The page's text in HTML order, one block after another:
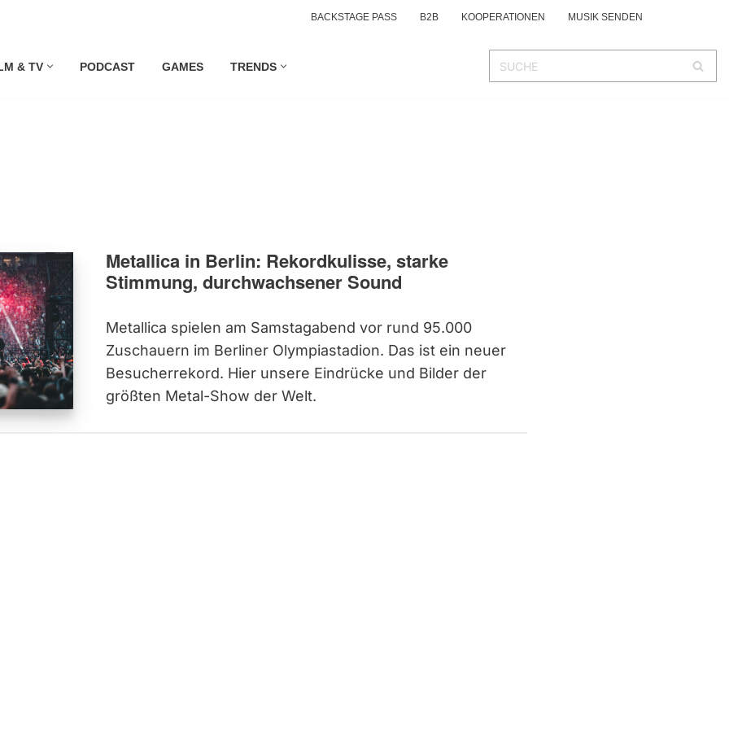
BACKSTAGE PASS B2B KOOPERATIONEN MUSIK SENDEN
& TV PODCAST GAMES TRENDS
Metallica in Berlin: Rekordkulisse, starke
Stimmung, durchwachsener Sound
Metallica spielen am Samstagabend vor rund 95.000
Zuschauern im Berliner Olympiastadion. Das ist ein neuer
Besucherrekord. Hier unsere Eindrücke und Bilder der
größten Metal-Show der Welt.